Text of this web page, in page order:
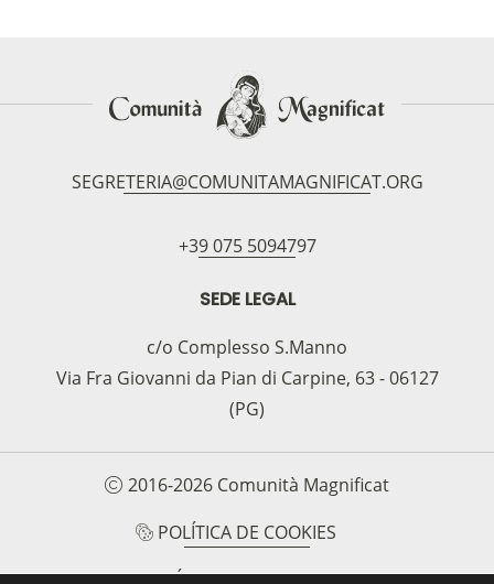
SEGRETERIA@COMUNITAMAGNIFICAT.ORG
+39 075 5094797
SEDE LEGAL
c/o Complesso S.Manno
Via Fra Giovanni da Pian di Carpine, 63 - 06127
(PG)
2016-2026 Comunità Magnificat
POLÍTICA DE COOKIES